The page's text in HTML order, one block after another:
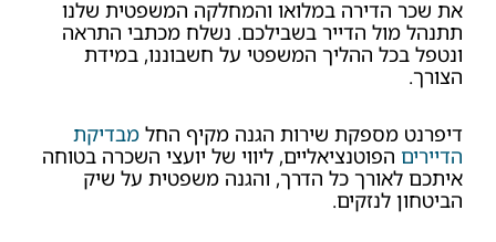
את שכר הדירה במלואו והמחלקה המשפטית שלנו
תתנהל מול הדייר בשבילכם. נשלח מכתבי התראה
ונטפל בכל ההליך המשפטי על חשבוננו, במידת
הצורך.
דיפרנט מספקת שירות הגנה מקיף החל מבדיקת
הדיירים הפוטנציאליים, ליווי של יועצי השכרה בטוחה
איתכם לאורך כל הדרך, והגנה משפטית על שיק
הביטחון לנזקים.